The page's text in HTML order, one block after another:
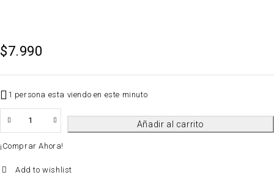
$7.990
1 persona esta viendo en este minuto
Añadir al carrito
¡Comprar Ahora!
Add to wishlist